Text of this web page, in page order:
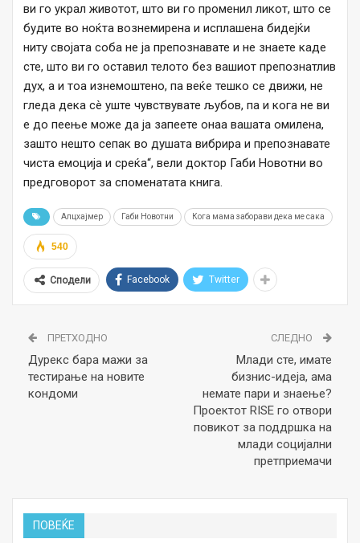
ви го украл животот, што ви го променил ликот, што се
будите во ноќта вознемирена и исплашена бидејќи
ниту својата соба не ја препознавате и не знаете каде
сте, што ви го оставил телото без вашиот препознатлив
дух, а и тоа изнемоштено, па веќе тешко се движи, не
гледа дека сè уште чувствувате љубов, па и кога не ви
е до пеење може да ја запеете онаа вашата омилена,
зашто нешто сепак во душата вибрира и препознавате
чиста емоција и среќа“, вели доктор Габи Новотни во
предговорот за споменатата книга.
Алцхајмер Габи Новотни Кога мама заборави дека ме сака
540
Сподели Facebook Twitter
ПРЕТХОДНО
Дурекс бара мажи за
тестирање на новите
кондоми
СЛЕДНО
Млади сте, имате
бизнис-идеја, ама
немате пари и знаење?
Проектот RISE го отвори
повикот за поддршка на
млади социјални
претприемачи
ПОВЕЌЕ